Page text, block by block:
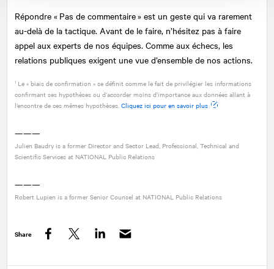
Répondre « Pas de commentaire » est un geste qui va rarement
au-delà de la tactique. Avant de le faire, n’hésitez pas à faire
appel aux experts de nos équipes. Comme aux échecs, les
relations publiques exigent une vue d’ensemble de nos actions.
1 Le « biais de confirmation » se définit comme le fait de privilégier les informations
confirmant ses hypothèses ou d’accorder moins d’importance aux données allant à
l’encontre de ces mêmes hypothèses. Cliquez ici pour en savoir plus
———
Julien Baudry is a former Director and Sector Lead, Professional, Technical and
Scientific Services at NATIONAL Public Relations
———
Robert Lupien is a former Senior Counsel at NATIONAL Public Relations
Share